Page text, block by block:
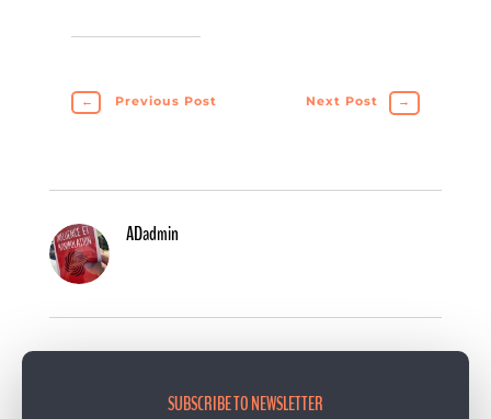
← Previous Post Next Post →
ADadmin
SUBSCRIBE TO NEWSLETTER